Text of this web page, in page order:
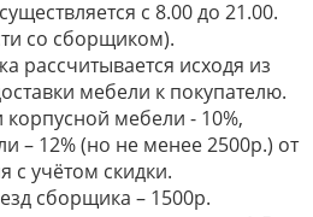
с 8.00 до 21.00.
со сборщиком).
рассчитывается исходя из
мебели к покупателю.
корпусной мебели - 10%,
– 12% (но не менее 2500р.) от
с учётом скидки.
сборщика – 1500р.